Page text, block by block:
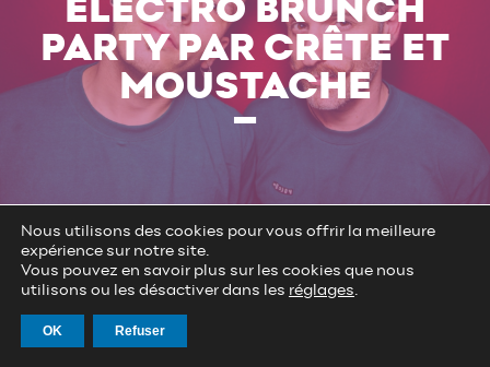
ELECTRO BRUNCH
PARTY PAR CRÊTE ET
MOUSTACHE
Nous utilisons des cookies pour vous offrir la meilleure
expérience sur notre site.
Vous pouvez en savoir plus sur les cookies que nous
utilisons ou les désactiver dans les réglages.
OK Refuser